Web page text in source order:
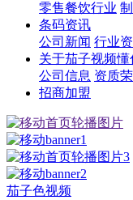
零售餐饮行业
条码资讯
公司新闻 行业
关于茄子视频懂
公司信息 资质
招商加盟
茄子色视频